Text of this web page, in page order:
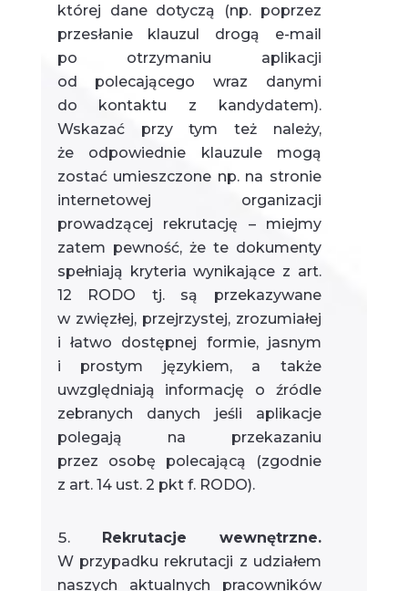
której dane dotyczą (np. poprzez
przesłanie klauzul drogą e-mail
po otrzymaniu aplikacji
od polecającego wraz danymi
do kontaktu z kandydatem).
Wskazać przy tym też należy,
że odpowiednie klauzule mogą
zostać umieszczone np. na stronie
internetowej organizacji
prowadzącej rekrutację – miejmy
zatem pewność, że te dokumenty
spełniają kryteria wynikające z art.
12 RODO tj. są przekazywane
w zwięzłej, przejrzystej, zrozumiałej
i łatwo dostępnej formie, jasnym
i prostym językiem, a także
uwzględniają informację o źródle
zebranych danych jeśli aplikacje
polegają na przekazaniu
przez osobę polecającą (zgodnie
z art. 14 ust. 2 pkt f. RODO).
Rekrutacje wewnętrzne.
W przypadku rekrutacji z udziałem
naszych aktualnych pracowników